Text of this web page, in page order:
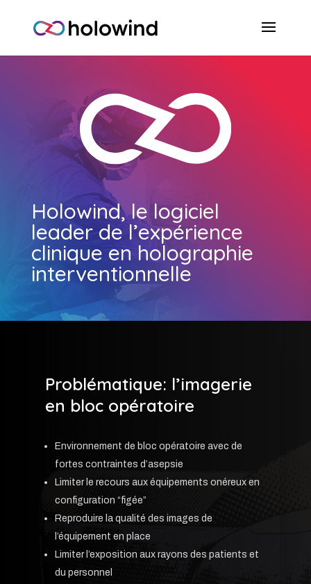
Holowind, le logiciel
leader de l’expérience
clinique en holographie
interventionnelle
Problématique: l’imagerie
en bloc opératoire
Environnement de bloc opératoire avec de
fortes contraintes d’asepsie
Limiter le recours aux équipements onéreux en
configuration “figée”
Reproduire la qualité des images de
l’équipement en place
Limiter l’exposition aux rayons des patients et
du personnel